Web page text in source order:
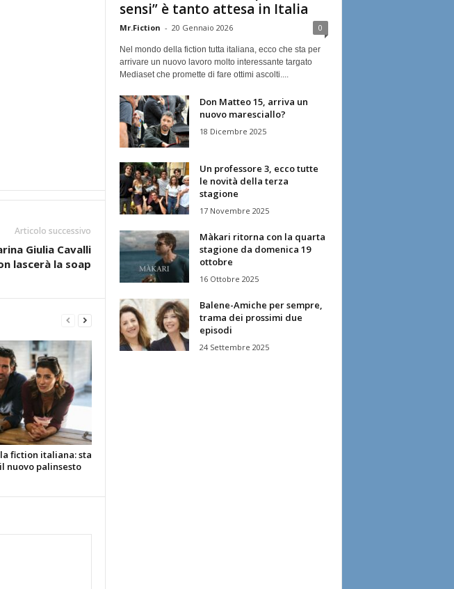
Articolo successivo
Giulia Cavalli
lascerà la soap
fiction italiana: sta
nuovo palinsesto
sensi” è tanto attesa in Italia
Mr.Fiction - 20 Gennaio 2026 0
Nel mondo della fiction tutta italiana, ecco che sta per
arrivare un nuovo lavoro molto interessante targato
Mediaset che promette di fare ottimi ascolti....
Don Matteo 15, arriva un
nuovo maresciallo?
18 Dicembre 2025
Un professore 3, ecco tutte
le novità della terza
stagione
17 Novembre 2025
Màkari ritorna con la quarta
stagione da domenica 19
ottobre
16 Ottobre 2025
Balene-Amiche per sempre,
trama dei prossimi due
episodi
24 Settembre 2025